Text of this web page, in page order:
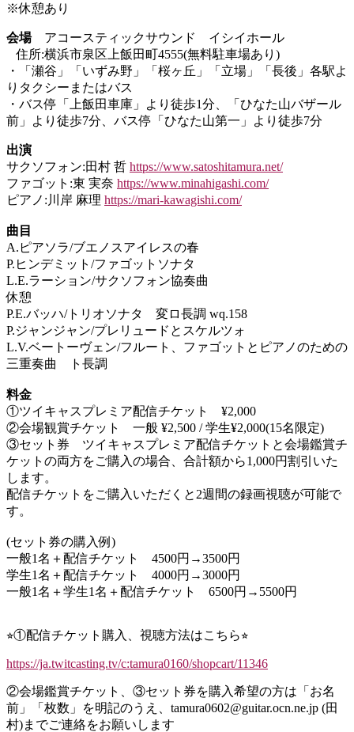
※休憩あり
会場アコースティックサウンド イシイホール
住所:横浜市泉区上飯田町4555(無料駐車場あり)
・「瀬谷」「いずみ野」「桜ヶ丘」「立場」「長後」各駅よ
りタクシーまたはバス
・バス停「上飯田車庫」より徒歩1分、「ひなた山バザール
前」より徒歩7分、バス停「ひなた山第一」より徒歩7分
出演
サクソフォン:田村 哲 https://www.satoshitamura.net/
ファゴット:東 実奈 https://www.minahigashi.com/
ピアノ:川岸 麻理 https://mari-kawagishi.com/
曲目
A.ピアソラ/ブエノスアイレスの春
P.ヒンデミット/ファゴットソナタ
L.E.ラーション/サクソフォン協奏曲
休憩
P.E.バッハ/トリオソナタ 変ロ長調 wq.158
P.ジャンジャン/プレリュードとスケルツォ
L.V.ベートーヴェン/フルート、ファゴットとピアノのための
三重奏曲 ト長調
料金
①ツイキャスプレミア配信チケット ¥2,000
②会場観賞チケット 一般 ¥2,500 / 学生¥2,000(15名限定)
③セット券 ツイキャスプレミア配信チケットと会場鑑賞チ
ケットの両方をご購入の場合、合計額から1,000円割引いた
します。
配信チケットをご購入いただくと2週間の録画視聴が可能で
す。
(セット券の購入例)
一般1名＋配信チケット 4500円→3500円
学生1名＋配信チケット 4000円→3000円
一般1名＋学生1名＋配信チケット 6500円→5500円
⭐︎①配信チケット購入、視聴方法はこちら⭐︎
https://ja.twitcasting.tv/c:tamura0160/shopcart/11346
②会場鑑賞チケット、③セット券を購入希望の方は「お名
前」「枚数」を明記のうえ、tamura0602@guitar.ocn.ne.jp (田
村)までご連絡をお願いします